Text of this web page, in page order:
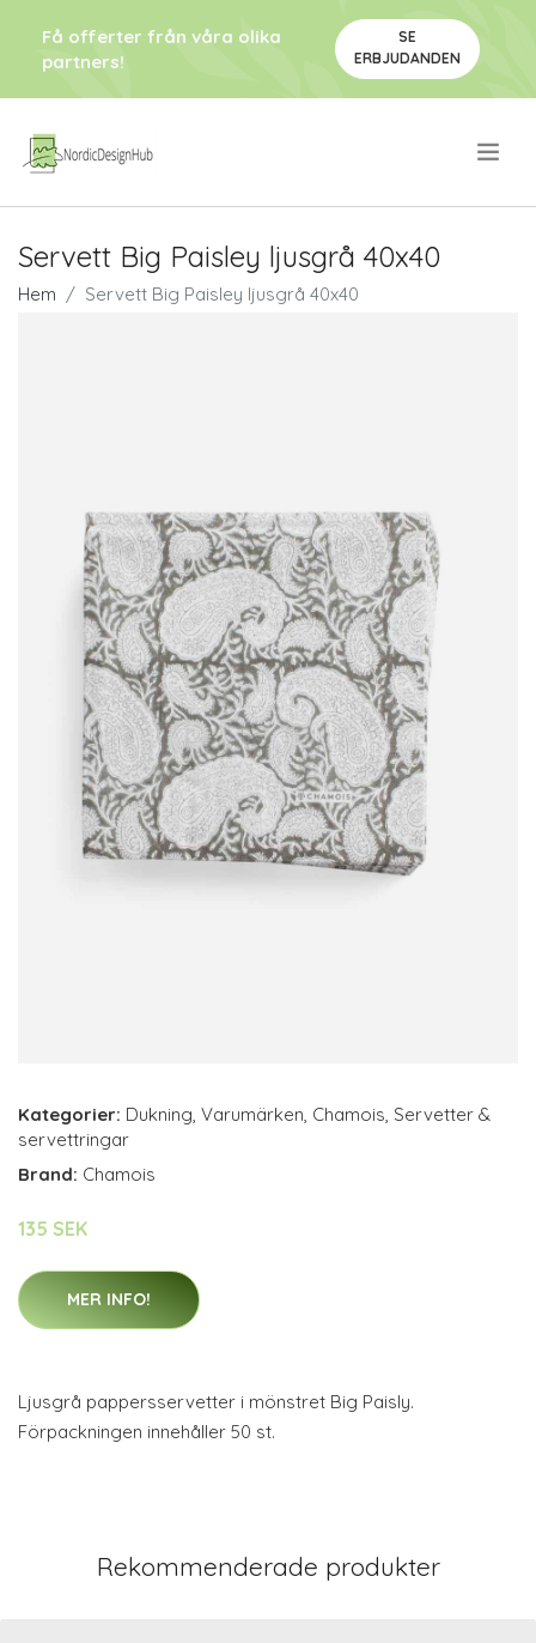
Få offerter från våra olika
partners!
SE
ERBJUDANDEN
Servett Big Paisley ljusgrå 40x40
Hem Servett Big Paisley ljusgrå 40x40
Kategorier: Dukning, Varumärken, Chamois, Servetter &
servettringar
Brand: Chamois
135 SEK
MER INFO!
Ljusgrå pappersservetter i mönstret Big Paisly.
Förpackningen innehåller 50 st.
Rekommenderade produkter